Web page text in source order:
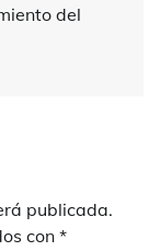
del
publicada.
con *